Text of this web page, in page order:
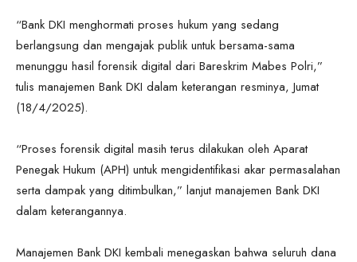
“Bank DKI menghormati proses hukum yang sedang
berlangsung dan mengajak publik untuk bersama-sama
menunggu hasil forensik digital dari Bareskrim Mabes Polri,”
tulis manajemen Bank DKI dalam keterangan resminya, Jumat
(18/4/2025).
“Proses forensik digital masih terus dilakukan oleh Aparat
Penegak Hukum (APH) untuk mengidentifikasi akar permasalahan
serta dampak yang ditimbulkan,” lanjut manajemen Bank DKI
dalam keterangannya.
Manajemen Bank DKI kembali menegaskan bahwa seluruh dana